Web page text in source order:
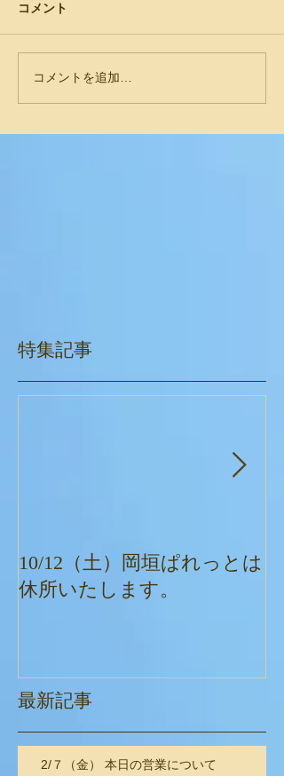
コメント
コメントを追加…
特集記事
10/12（土）岡垣ぱれっとは
休所いたします。
最新記事
2/７（金） 本日の営業について